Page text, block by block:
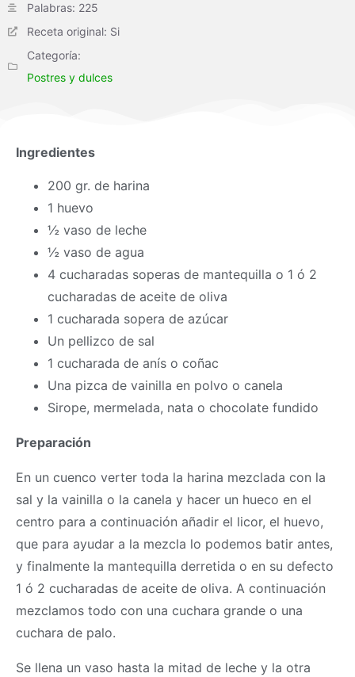
Palabras: 225
Receta original: Si
Categoría:
Postres y dulces
Ingredientes
200 gr. de harina
1 huevo
½ vaso de leche
½ vaso de agua
4 cucharadas soperas de mantequilla o 1 ó 2
cucharadas de aceite de oliva
1 cucharada sopera de azúcar
Un pellizco de sal
1 cucharada de anís o coñac
Una pizca de vainilla en polvo o canela
Sirope, mermelada, nata o chocolate fundido
Preparación
En un cuenco verter toda la harina mezclada con la
sal y la vainilla o la canela y hacer un hueco en el
centro para a continuación añadir el licor, el huevo,
que para ayudar a la mezcla lo podemos batir antes,
y finalmente la mantequilla derretida o en su defecto
1 ó 2 cucharadas de aceite de oliva. A continuación
mezclamos todo con una cuchara grande o una
cuchara de palo.
Se llena un vaso hasta la mitad de leche y la otra